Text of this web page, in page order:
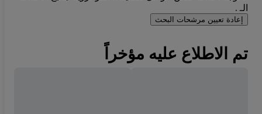
الـ .
إعادة تعيين مرشحات البحث
تم الاطلاع عليه مؤخراً